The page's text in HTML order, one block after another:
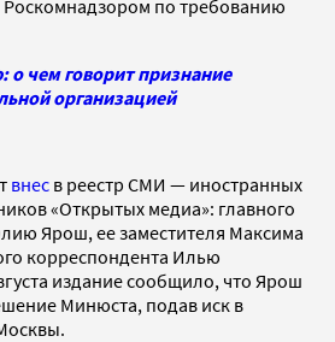
Роскомнадзором по требованию
о чем говорит признание
организацией
внес в реестр СМИ — иностранных
«Открытых медиа»: главного
Ярош, ее заместителя Максима
корреспондента Илью
издание сообщило, что Ярош
Минюста, подав иск в